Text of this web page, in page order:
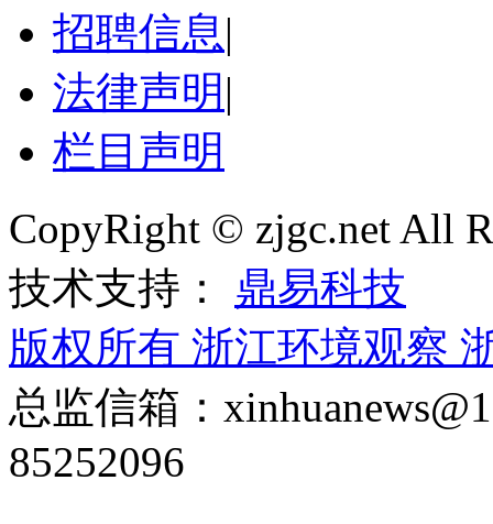
招聘信息|
法律声明 |
栏目声明
CopyRight © zjgc.net All
技术支持： 鼎易科技
版权所有 浙江环境观察
总监信箱：
85252096